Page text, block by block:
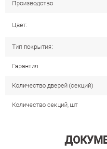
Производство
Цвет:
Тип покрытия:
Гарантия
Количество дверей (секций)
Количество секций, шт